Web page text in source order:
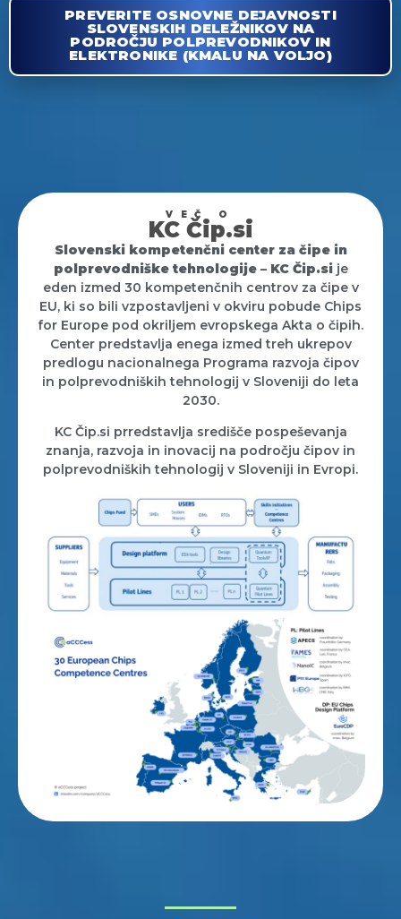
PREVERITE OSNOVNE DEJAVNOSTI
SLOVENSKIH DELEŽNIKOV NA
PODROČJU POLPREVODNIKOV IN
ELEKTRONIKE (KMALU NA VOLJO)
VEČ O
KC Čip.si
Slovenski kompetenčni center za čipe in
polprevodniške tehnologije – KC Čip.si je
eden izmed 30 kompetenčnih centrov za čipe v
EU, ki so bili vzpostavljeni v okviru pobude Chips
for Europe pod okriljem evropskega Akta o čipih.
Center predstavlja enega izmed treh ukrepov
predlogu nacionalnega Programa razvoja čipov
in polprevodniških tehnologij v Sloveniji do leta
2030.
KC Čip.si prredstavlja središče pospeševanja
znanja, razvoja in inovacij na področju čipov in
polprevodniških tehnologij v Sloveniji in Evropi.